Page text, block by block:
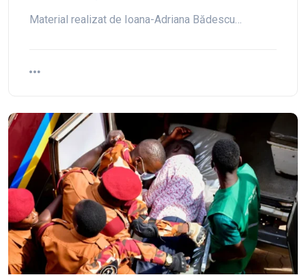
Material realizat de Ioana-Adriana Bădescu…